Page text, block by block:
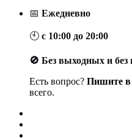
📅 Ежедневно
🕙 с 10:00 до 20:00
🚫 Без выходных и без
Есть вопрос? Пишите в
всего.